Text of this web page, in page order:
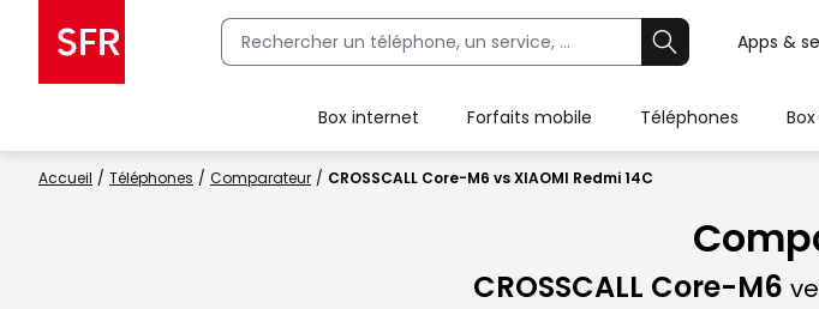
Apps &
Box internet Forfaits mobile Téléphones
Accueil Téléphones Comparateur CROSSCALL Core-M6 vs XIAOMI Redmi 14C
CROSSCALL Core-M6